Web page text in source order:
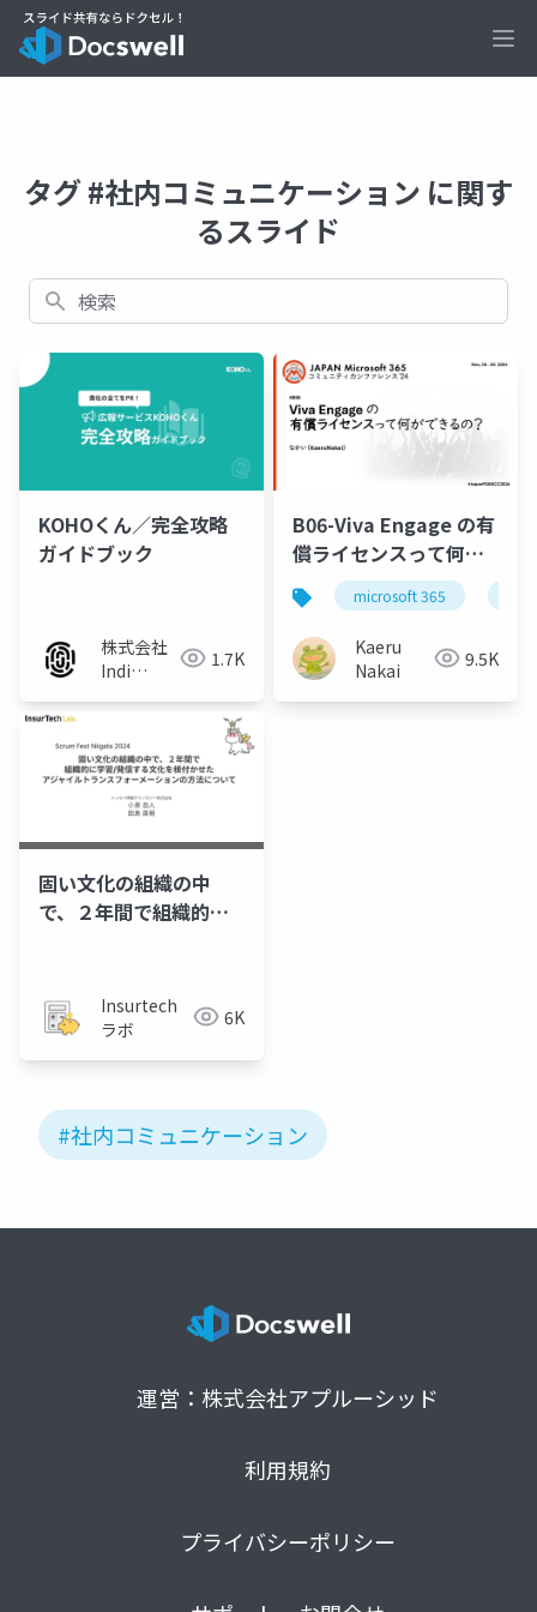
タグ #社内コミュニケーション に関す
るスライド
検索
KOHOくん／完全攻略
ガイドブック
株式会社
Indi
1.7K
B06-Viva Engage の有
償ライセンスって何が
できるの？（なかい）
microsoft 365
Kaeru
Nakai
9.5K
固い文化の組織の中
で、２年間で組織的に
ランスフォーメーショ
ンの方法について
Insurtech
ラボ
6K
#社内コミュニケーション
運営：株式会社アプルーシッド
利用規約
プライバシーポリシー